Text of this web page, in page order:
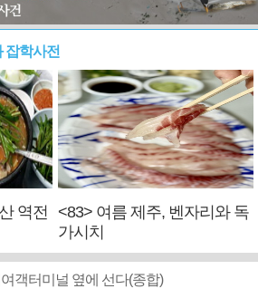
잡학사전
역전
<83> 여름 제주, 벤자리와 독
가시치
객터미널 옆에 선다(종합)